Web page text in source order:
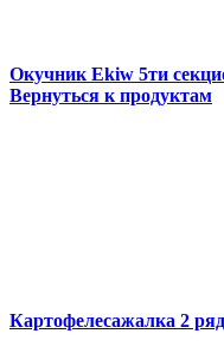
Окучник Ekiw 5ти
Вернуться к продуктам
Картофелесажалка 2